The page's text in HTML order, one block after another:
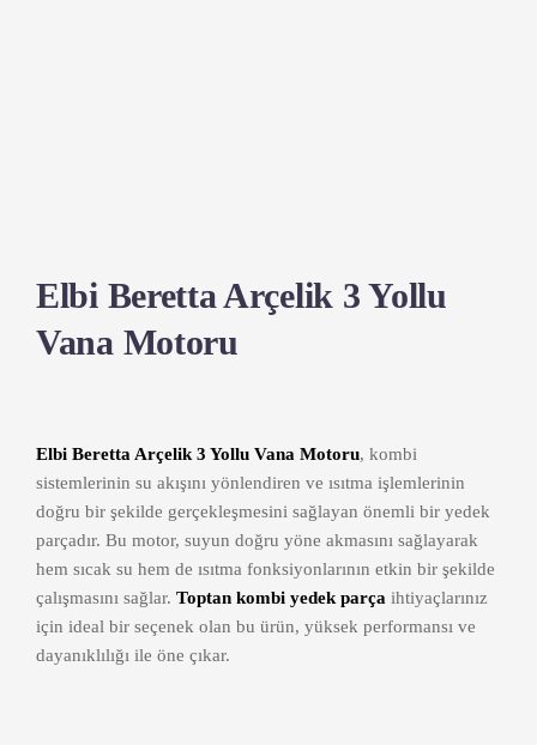
Elbi Beretta Arçelik 3 Yollu
Vana Motoru
Elbi Beretta Arçelik 3 Yollu Vana Motoru, kombi
sistemlerinin su akışını yönlendiren ve ısıtma işlemlerinin
doğru bir şekilde gerçekleşmesini sağlayan önemli bir yedek
parçadır. Bu motor, suyun doğru yöne akmasını sağlayarak
hem sıcak su hem de ısıtma fonksiyonlarının etkin bir şekilde
çalışmasını sağlar. Toptan kombi yedek parça ihtiyaçlarınız
için ideal bir seçenek olan bu ürün, yüksek performansı ve
dayanıklılığı ile öne çıkar.